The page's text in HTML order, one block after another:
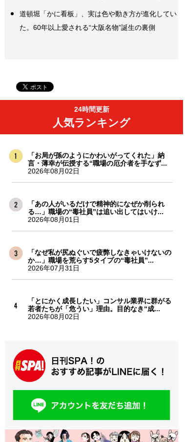
道頓堀「かに看板」、実は色や動き方が進化してい
た。60年以上愛される“大阪名物”誕生の裏側
24時間更新
人気ランキング
「お局が孫のようにかわいがってくれた」納
言・薄幸が伝授する“職場の厄介者を手なず...
2026年08月02日
「あの人がいるだけで精神的になぜか削られ
る…」職場の“毒社員”は追い出してはいけ...
2026年08月01日
「なぜ私が尻ぬぐいで疲弊しなきゃいけないの
か…」職場を荒らす5タイプの“毒社員”...
2026年07月31日
「とにかく成長したい」コンサル業界に群がる
若者たちが「危うい」理由。目的なき“成...
2026年08月02日